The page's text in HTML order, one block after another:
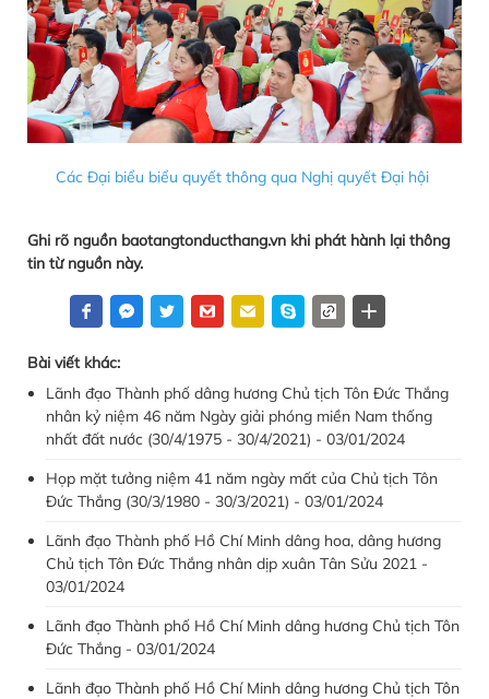
Các Đại biểu biểu quyết thông qua Nghị quyết Đại hội
Ghi rõ nguồn baotangtonducthang.vn khi phát hành lại thông
tin từ nguồn này.
Bài viết khác:
Lãnh đạo Thành phố dâng hương Chủ tịch Tôn Đức Thắng
nhân kỷ niệm 46 năm Ngày giải phóng miền Nam thống
nhất đất nước (30/4/1975 - 30/4/2021) - 03/01/2024
Họp mặt tưởng niệm 41 năm ngày mất của Chủ tịch Tôn
Đức Thắng (30/3/1980 - 30/3/2021) - 03/01/2024
Lãnh đạo Thành phố Hồ Chí Minh dâng hoa, dâng hương
Chủ tịch Tôn Đức Thắng nhân dịp xuân Tân Sửu 2021 -
03/01/2024
Lãnh đạo Thành phố Hồ Chí Minh dâng hương Chủ tịch Tôn
Đức Thắng - 03/01/2024
Lãnh đạo Thành phố Hồ Chí Minh dâng hương Chủ tịch Tôn